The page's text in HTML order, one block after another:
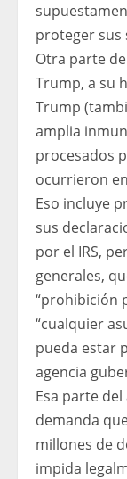
proteger sus
Otra parte
Trump, a su
Trump
amplia
procesados
ocurrieron
Eso incluye
sus
por el IRS,
generales,
“prohibición
“cualquier
pueda estar
agencia
Esa parte
demanda
millones de
impida